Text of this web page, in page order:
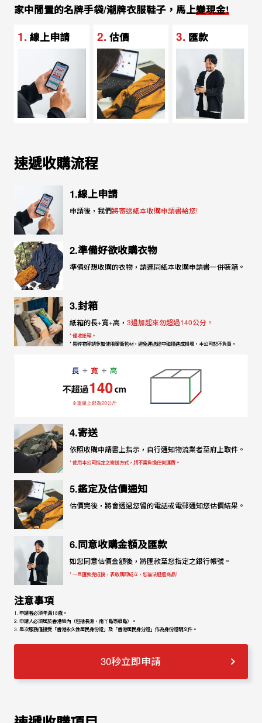
家中閒置的名牌手袋/潮牌衣服鞋子，馬上變現金!
1. 線上申請 2. 估價 3. 匯款
速遞收購流程
1.線上申請
申請後，我們將寄送紙本收購申請書給您!
2.準備好欲收購衣物
準備好想收購的衣物，請連同紙本收購申請書一併裝箱。
3.封箱
紙箱的長+寬+高，3邊加起來勿超過140公分。
* 僅收紙箱。
* 易碎物等請多加使用緩衝包材，避免運送途中碰撞造成損壞，本公司恕不負責。
4.寄送
依照收購申請書上指示，自行通知物流業者至府上取件。
* 使用本公司指定之寄送方式，將不需負擔任何運費。
5.鑑定及估價通知
估價完後，將會透過您留的電話或電郵通知您估價結果。
6.同意收購金額及匯款
如您同意估價金額後，將匯款至您指定之銀行帳號。
* 一旦匯款完成後，表收購即成立，恕無法退還商品!
注意事項
1. 申請者必須年滿18歲。
2. 申請人必須居於香港境內（包括長洲，南丫島等離島）。
3. 是次服務僅接受「香港永久性居民身份證」及「香港居民身分證」作為身份證明文件。
30秒立即申請